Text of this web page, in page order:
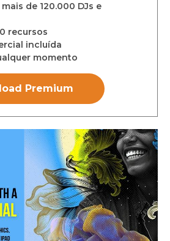
de 120.000 DJs e
recursos
incluída
momento
Premium